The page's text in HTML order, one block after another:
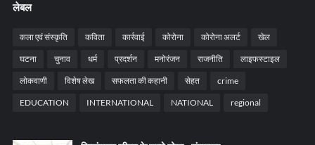
लेबल
कला एवं संस्कृति कविता कार्रवाई कोरोना कोरोना अलर्ट खेल
घटना चुनाव धर्म प्रदर्शन मनोरंजन राजनीति लाइफस्टाइल
लोकवाणी विशेष लेख सफलता की कहानी सेहत crime
EDUCATION INTERNATIONAL NATIONAL regional